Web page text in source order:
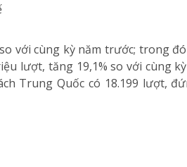
với cùng kỳ năm trước; trong
lượt, tăng 19,1% so với cùng
Trung Quốc có 18.199 lượt,